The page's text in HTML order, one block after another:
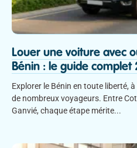
Louer une voiture avec
Bénin : le guide complet
Explorer le Bénin en toute liberté,
de nombreux voyageurs. Entre
Ganvié, chaque étape mérite